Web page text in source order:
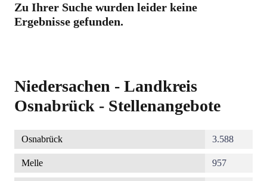
Zu Ihrer Suche wurden leider keine
Ergebnisse gefunden.
Niedersachen - Landkreis
Osnabrück - Stellenangebote
Osnabrück 3.588
Melle 957